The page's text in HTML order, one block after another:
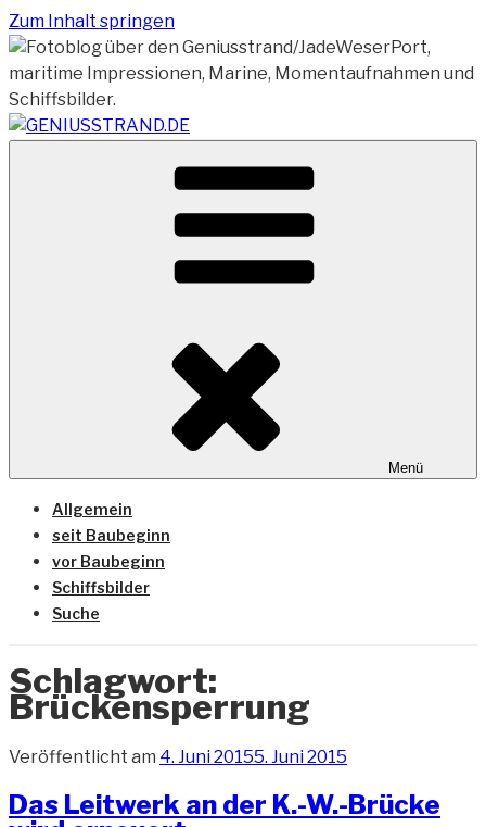
Zum Inhalt springen
GENIUSSTRAND.DE
Vom Geniusstrand zum JadeWeserPort/Container
Terminal Wilhelmshaven
Menü
Allgemein
seit Baubeginn
vor Baubeginn
Schiffsbilder
Suche
Schlagwort:
Brückensperrung
Veröffentlicht am 4. Juni 20155. Juni 2015
Das Leitwerk an der K.-W.-Brücke